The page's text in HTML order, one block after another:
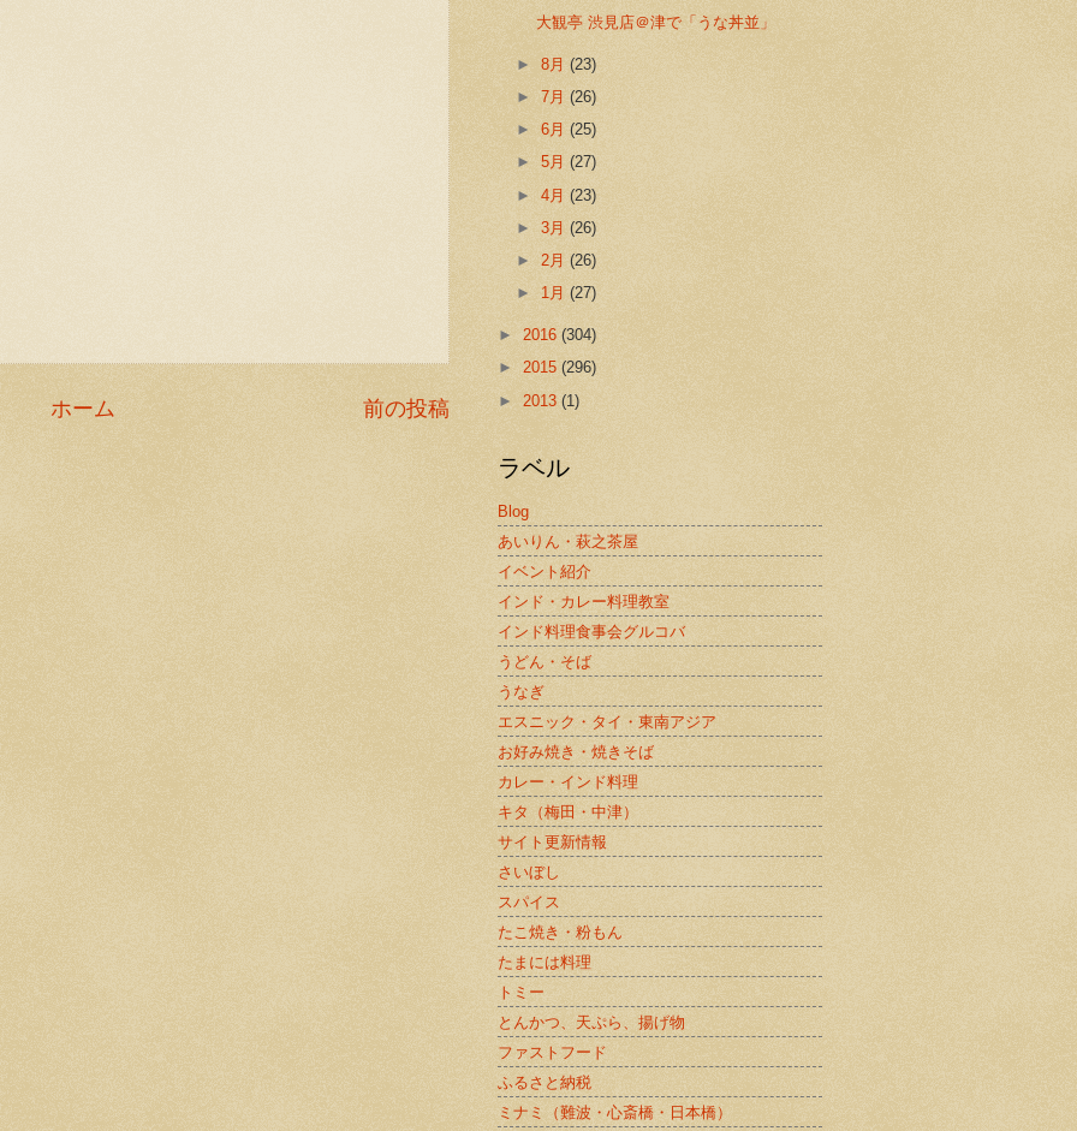
前の投稿
ホーム
大観亭 渋見店＠津で「うな丼並」
►8月(23)
►7月(26)
►6月(25)
►5月(27)
►4月(23)
►3月(26)
►2月(26)
► 1月(27)
► 2016 (304)
► 2015 (296)
► 2013 (1)
ラベル
Blog
あいりん・萩之茶屋
イベント紹介
インド・カレー料理教室
インド料理食事会グルコバ
うどん・そば
うなぎ
エスニック・タイ・東南アジア
お好み焼き・焼きそば
カレー・インド料理
キタ（梅田・中津）
サイト更新情報
さいぼし
スパイス
たこ焼き・粉もん
たまには料理
トミー
とんかつ、天ぷら、揚げ物
ファストフード
ふるさと納税
ミナミ（難波・心斎橋・日本橋）